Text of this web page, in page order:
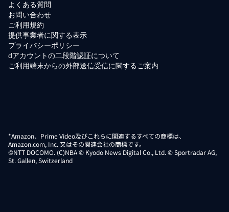
よくある質問
お問い合わせ
ご利用規約
提供事業者に関する表示
プライバシーポリシー
dアカウントの二段階認証について
ご利用端末からの外部送信受信に関するご案内
*Amazon、Prime Video及びこれらに関連するすべての商標は、
Amazon.com, Inc. 又はその関連会社の商標です。
©NTT DOCOMO. (C)NBA © Kyodo News Digital Co., Ltd. © Sportradar AG,
St. Gallen, Switzerland